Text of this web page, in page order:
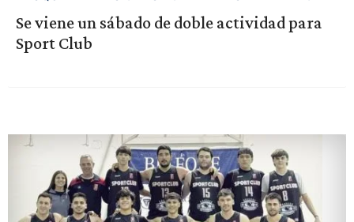
Se viene un sábado de doble actividad para
Sport Club